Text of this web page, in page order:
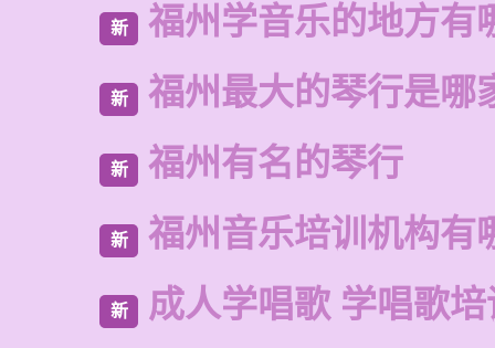
新 福州学音乐的地方有
新 福州最大的琴行是哪
新 福州有名的琴行
新 福州音乐培训机构有
新 成人学唱歌 学唱歌培